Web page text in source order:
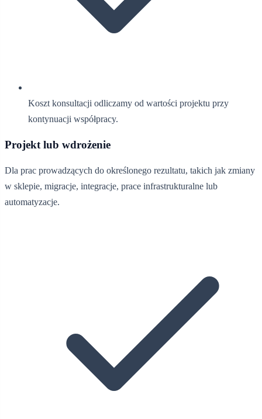
Koszt konsultacji odliczamy od wartości projektu przy
kontynuacji współpracy.
Projekt lub wdrożenie
Dla prac prowadzących do określonego rezultatu, takich jak zmiany
w sklepie, migracje, integracje, prace infrastrukturalne lub
automatyzacje.